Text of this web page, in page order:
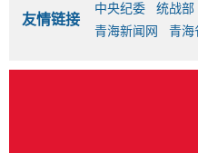
友情链接
中央纪委 统战部
青海新闻网
青海